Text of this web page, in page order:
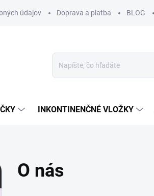
údajov Doprava a platba BLOG
INKONTINENČNÉ VLOŽKY
O nás